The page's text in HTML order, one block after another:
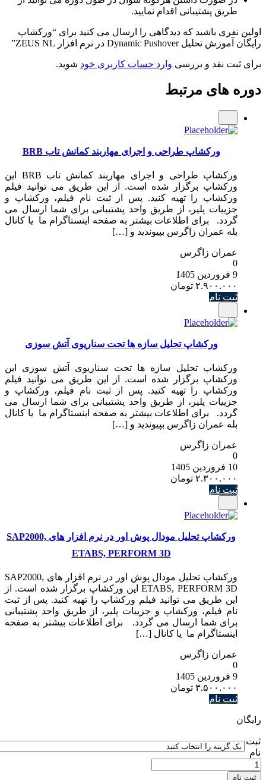
طریق پشتیبانی اقدام نمایید.
اولین نفری باشید که دیدگاهی را ارسال می کنید برای “ورکشاپ
رایگان آموزش تحلیل Dynamic Pushover در نرم افزار ZEUS NL”
برای ثبت نقد و بررسی وارد حساب کاربری خود شوید.
دوره های مرتبط
ورکشاپ طراحی و اجرای مهاربند کمانش تاب BRB
ورکشاپ طراحی و اجرای مهاربند کمانش تاب BRB این
ورکشاپ برگزار شده است. از این طریق می توانید فیلم
ورکشاپ را تهیه کنید. پس از ثبت نام فیلم، ورکشاپ و
جزییات پلیر، از طریق واحد پشتیبانی برای شما ارسال می
گردد. برای اطلاعات بیشتر به صفحه اینستاگرام ما یا کانال
بله عمران زاگرس بپیوندید و […]
عمران زاگرس
0
9 فروردین 1405
۲.۹۰۰.۰۰۰ تومان
ثبت نام
ورکشاپ تحلیل سازه ها تحت سناریوی آتش سوزی
ورکشاپ تحلیل سازه ها تحت سناریوی آتش سوزی این
ورکشاپ برگزار شده است. از این طریق می توانید فیلم
ورکشاپ را تهیه کنید. پس از ثبت نام فیلم، ورکشاپ و
جزییات پلیر، از طریق واحد پشتیبانی برای شما ارسال می
گردد. برای اطلاعات بیشتر به صفحه اینستاگرام ما یا کانال
بله عمران زاگرس بپیوندید و […]
عمران زاگرس
0
10 فروردین 1405
۲.۳۰۰.۰۰۰ تومان
ثبت نام
ورکشاپ تحلیل مودال پوش اور در نرم افزار های SAP2000,
ETABS, PERFORM 3D
ورکشاپ تحلیل مودال پوش اور در نرم افزار های SAP2000,
ETABS, PERFORM 3D این ورکشاپ برگزار شده است. از
این طریق می توانید فیلم ورکشاپ را تهیه کنید. پس از ثبت
نام فیلم، ورکشاپ و جزییات پلیر، از طریق واحد پشتیبانی
برای شما ارسال می گردد. برای اطلاعات بیشتر به صفحه
اینستاگرام ما یا کانال […]
عمران زاگرس
0
9 فروردین 1405
۳.۵۰۰.۰۰۰ تومان
ثبت نام
رایگان
ثبت
نام
ثبت نام